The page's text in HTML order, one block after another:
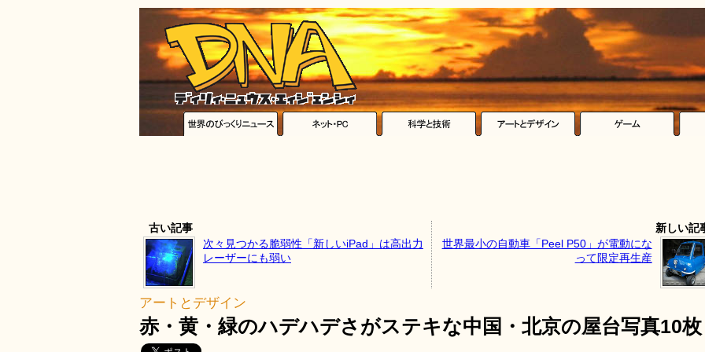
古い記事
次々見つかる脆弱性「新しいiPad」は高出力
レーザーにも弱い
新しい記
世界最小の自動車「Peel P50」が電動にな
って限定再生産
アートとデザイン
赤・黄・緑のハデハデさがステキな中国・北京の屋台写真10枚